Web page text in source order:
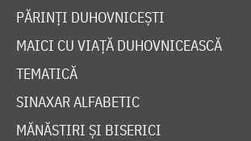
PĂRINȚI DUHOVNICEȘTI
MAICI CU VIAȚĂ DUHOVNICEASCĂ
TEMATICĂ
SINAXAR ALFABETIC
MĂNĂSTIRI ȘI BISERICI